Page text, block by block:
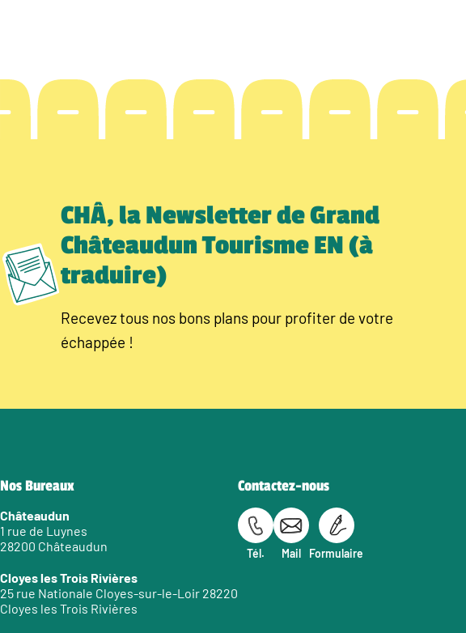
CHÂ, la Newsletter de Grand
Châteaudun Tourisme EN (à
traduire)
Recevez tous nos bons plans pour profiter de votre
échappée !
Nos Bureaux
Châteaudun
1 rue de Luynes
28200 Châteaudun
Cloyes les Trois Rivières
25 rue Nationale Cloyes-sur-le-Loir 28220
Cloyes les Trois Rivières
Contactez-nous
Tél. Mail Formulaire